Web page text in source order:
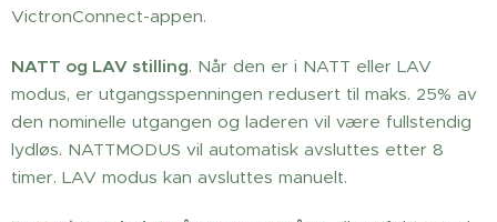
VictronConnect-appen.
NATT og LAV stilling. Når den er i NATT eller LAV
modus, er utgangsspenningen redusert til maks. 25% av
den nominelle utgangen og laderen vil være fullstendig
lydløs. NATTMODUS vil automatisk avsluttes etter 8
timer. LAV modus kan avsluttes manuelt.